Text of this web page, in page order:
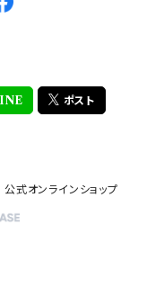
ポスト
オンラインショップ